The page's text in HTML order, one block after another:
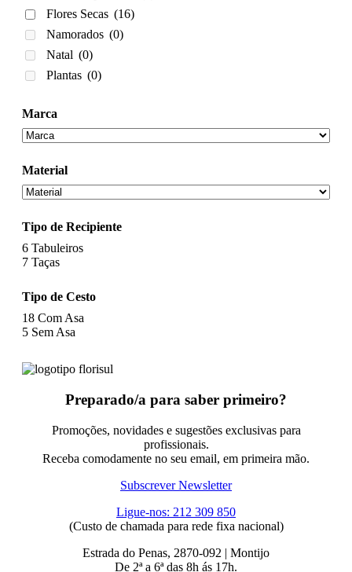
Flores Secas (16)
Namorados (0)
Natal (0)
Plantas (0)
Marca
Material
Tipo de Recipiente
6 Tabuleiros
7 Taças
Tipo de Cesto
18 Com Asa
5 Sem Asa
Preparado/a para saber primeiro?
Promoções, novidades e sugestões exclusivas para
profissionais.
Receba comodamente no seu email, em primeira mão.
Subscrever Newsletter
Ligue-nos: 212 309 850
(Custo de chamada para rede fixa nacional)
Estrada do Penas, 2870-092 | Montijo
De 2ª a 6ª das 8h ás 17h.